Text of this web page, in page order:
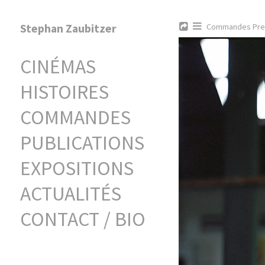
Stephan Zaubitzer
CINÉMAS
HISTOIRES
COMMANDES
PUBLICATIONS
EXPOSITIONS
ACTUALITÉS
CONTACT / BIO
Commandes